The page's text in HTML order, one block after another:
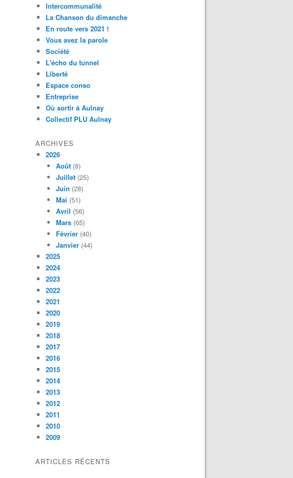
Intercommunalité
La Chanson du dimanche
En route vers 2021 !
Vous avez la parole
Société
L'écho du tunnel
Liberté
Espace conso
Entreprise
Où sortir à Aulnay
Collectif PLU Aulnay
ARCHIVES
2026
Août (8)
Juillet (25)
Juin (28)
Mai (51)
Avril (56)
Mars (65)
Février (40)
Janvier (44)
2025
2024
2023
2022
2021
2020
2019
2018
2017
2016
2015
2014
2013
2012
2011
2010
2009
ARTICLES RÉCENTS